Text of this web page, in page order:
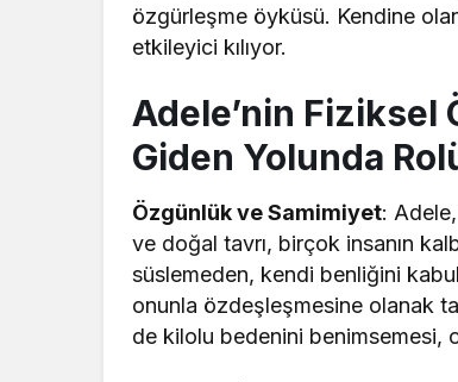
özgürleşme öyküsü. Kendine
etkileyici kılıyor.
Adele’nin Fiziksel
Giden Yolunda
Özgünlük ve Samimiyet:
ve doğal tavrı, birçok insanın
süslemeden, kendi benliğini
onunla özdeşleşmesine olanak
de kilolu bedenini benimsemesi,